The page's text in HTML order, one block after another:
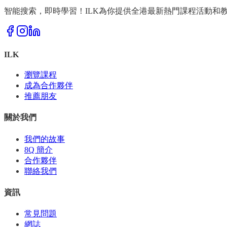
智能搜索，即時學習！ILK為你提供全港最新熱門課程活動和
ILK
瀏覽課程
成為合作夥伴
推薦朋友
關於我們
我們的故事
8Q 簡介
合作夥伴
聯絡我們
資訊
常見問題
網誌